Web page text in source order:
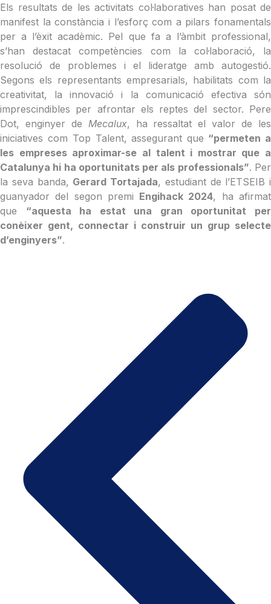
Els resultats de les activitats col·laboratives han posat de
manifest la constància i l’esforç com a pilars fonamentals
per a l’èxit acadèmic. Pel que fa a l’àmbit professional,
s’han destacat competències com la col·laboració, la
resolució de problemes i el lideratge amb autogestió.
Segons els representants empresarials, habilitats com la
creativitat, la innovació i la comunicació efectiva són
imprescindibles per afrontar els reptes del sector. Pere
Dot, enginyer de Mecalux, ha ressaltat el valor de les
iniciatives com Top Talent, assegurant que “permeten a
les empreses aproximar-se al talent i mostrar que a
Catalunya hi ha oportunitats per als professionals”. Per
la seva banda, Gerard Tortajada, estudiant de l’ETSEIB i
guanyador del segon premi Engihack 2024, ha afirmat
que “aquesta ha estat una gran oportunitat per
conèixer gent, connectar i construir un grup selecte
d’enginyers”.